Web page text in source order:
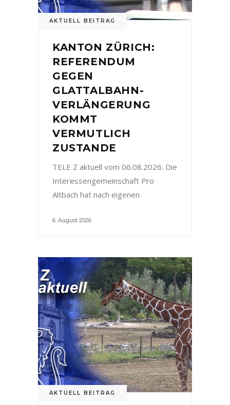
AKTUELL BEITRAG
KANTON ZÜRICH:
REFERENDUM
GEGEN
GLATTALBAHN-
VERLÄNGERUNG
KOMMT
VERMUTLICH
ZUSTANDE
TELE Z aktuell vom 06.08.2026: Die
Interessengemeinschaft Pro
Altbach hat nach eigenen
6. August 2026
AKTUELL BEITRAG